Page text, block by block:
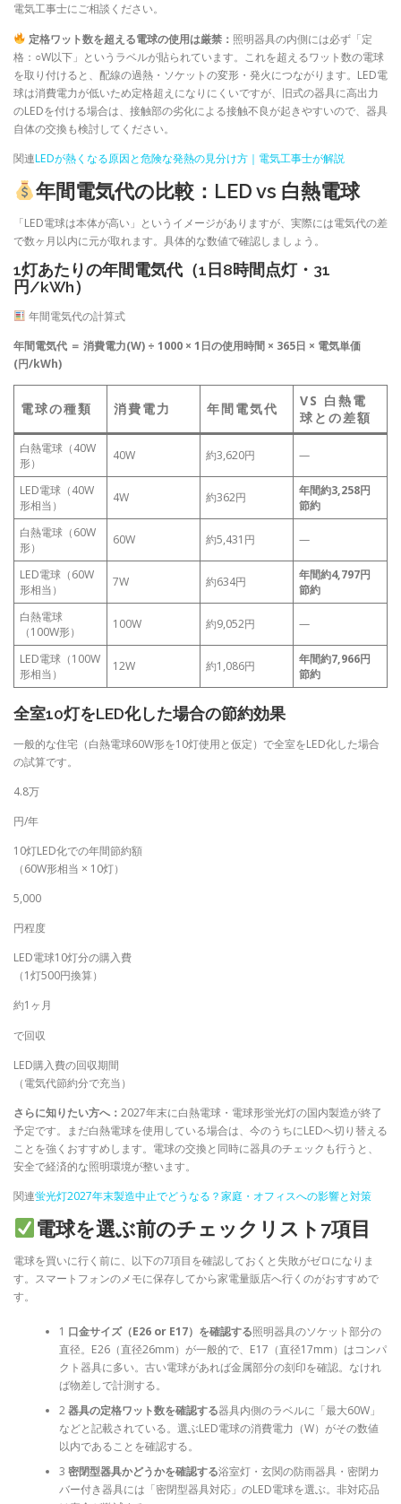
電気工事士にご相談ください。
定格ワット数を超える電球の使用は厳禁： 照明器具の内側には必ず「定
格：○W以下」というラベルが貼られています。これを超えるワット数の電球
を取り付けると、配線の過熱・ソケットの変形・発火につながります。LED電
球は消費電力が低いため定格超えになりにくいですが、旧式の器具に高出力
のLEDを付ける場合は、接触部の劣化による接触不良が起きやすいので、器具
自体の交換も検討してください。
関連LEDが熱くなる原因と危険な発熱の見分け方｜電気工事士が解説
年間電気代の比較：LED vs 白熱電球
「LED電球は本体が高い」というイメージがありますが、実際には電気代の差
で数ヶ月以内に元が取れます。具体的な数値で確認しましょう。
1灯あたりの年間電気代（1日8時間点灯・31
円/kWh）
年間電気代の計算式
年間電気代 ＝ 消費電力(W) ÷ 1000 × 1日の使用時間 × 365日 × 電気単価
(円/kWh)
電球の種類 消費電力 年間電気代
VS 白熱電
球との差額
白熱電球（40W
形）
40W 約3,620円 —
LED電球（40W
形相当）
4W 約362円
年間約3,258円
節約
白熱電球（60W
形）
60W 約5,431円 —
LED電球（60W
形相当）
7W 約634円
年間約4,797円
節約
白熱電球
（100W形）
100W 約9,052円 —
LED電球（100W
形相当）
12W 約1,086円
年間約7,966円
節約
全室10灯をLED化した場合の節約効果
一般的な住宅（白熱電球60W形を10灯使用と仮定）で全室をLED化した場合
の試算です。
4.8万
円/年
10灯LED化での年間節約額
（60W形相当 × 10灯）
5,000
円程度
LED電球10灯分の購入費
（1灯500円換算）
約1ヶ月
で回収
LED購入費の回収期間
（電気代節約分で充当）
さらに知りたい方へ： 2027年末に白熱電球・電球形蛍光灯の国内製造が終了
予定です。まだ白熱電球を使用している場合は、今のうちにLEDへ切り替える
ことを強くおすすめします。電球の交換と同時に器具のチェックも行うと、
安全で経済的な照明環境が整います。
関連蛍光灯2027年末製造中止でどうなる？家庭・オフィスへの影響と対策
電球を選ぶ前のチェックリスト7項目
電球を買いに行く前に、以下の7項目を確認しておくと失敗がゼロになりま
す。スマートフォンのメモに保存してから家電量販店へ行くのがおすすめで
す。
1 口金サイズ（E26 or E17）を確認する照明器具のソケット部分の
直径。E26（直径26mm）が一般的で、E17（直径17mm）はコンパ
クト器具に多い。古い電球があれば金属部分の刻印を確認。なけれ
ば物差しで計測する。
2器具の定格ワット数を確認する器具内側のラベルに「最大60W」
などと記載されている。選ぶLED電球の消費電力（W）がその数値
以内であることを確認する。
3 密閉型器具かどうかを確認する浴室灯・玄関の防雨器具・密閉カ
バー付き器具には「密閉型器具対応」のLED電球を選ぶ。非対応品